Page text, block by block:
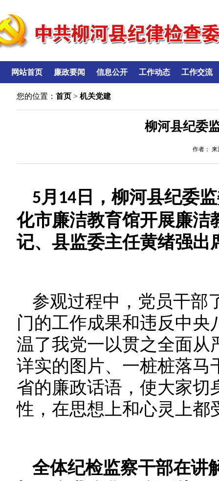
网站首页 廉政要闻 信息公开 工作动态 工作交流
您的位置：首页 >机关党建
柳河县纪委
作者： 来
5月14 日，柳河县纪委
化市廉洁教育馆开展廉洁
记、县监委主任黄绪强出
参观过程中，党员干部
门的工作成果和违反中
温了我党一以贯之全面从
详实的图片、一桩桩落马
省的廉政话语，使大家切
性，在思想上和心灵上都
全体纪检监察干部在讲